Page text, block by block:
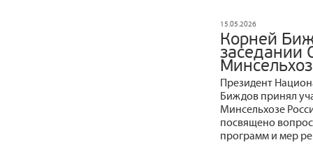
15.05.2026
Корней
заседании
Президент
Биждов принял
Минсельхозе
посвящено
программ и мер